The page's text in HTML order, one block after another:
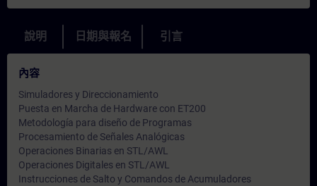
說明 日期與報名 引言
內容
Simuladores y Direccionamiento
Puesta en Marcha de Hardware con ET200
Metodología para diseño de Programas
Procesamiento de Señales Analógicas
Operaciones Binarias en STL/AWL
Operaciones Digitales en STL/AWL
Instrucciones de Salto y Comandos de Acumuladores